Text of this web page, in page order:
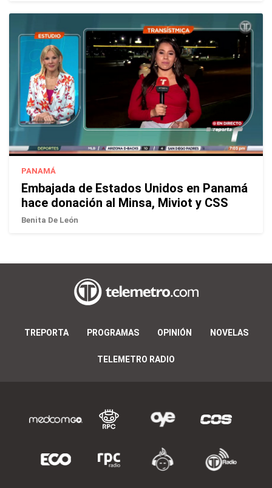
PANAMÁ
Embajada de Estados Unidos en Panamá
hace donación al Minsa, Miviot y CSS
Benita De León
TREPORTA PROGRAMAS OPINIÓN NOVELAS
TELEMETRO RADIO